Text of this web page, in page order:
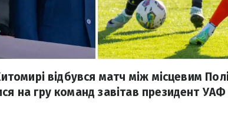
відбувся матч між місцевим
на гру команд завітав президент